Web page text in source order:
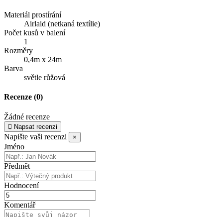
Materiál prostírání
Airlaid (netkaná textílie)
Počet kusů v balení
1
Rozměry
0,4m x 24m
Barva
světle růžová
Recenze (0)
Žádné recenze
Napsat recenzi
Napište vaši recenzi ×
Jméno
Předmět
Hodnocení
Komentář